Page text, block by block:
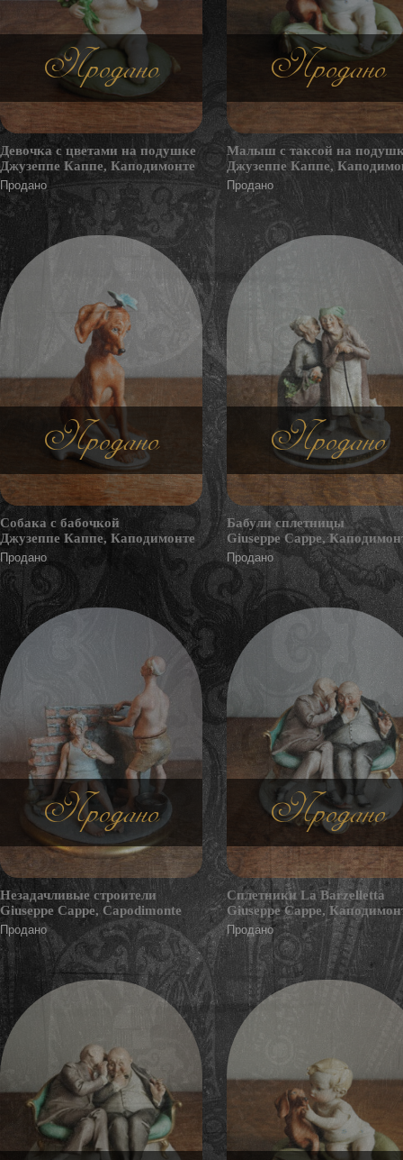
Продано
Девочка с цветами на подушке
Джузеппе Каппе, Каподимонте
Продано
Продано
Малыш с таксой на
Джузеппе Каппе,
Продано
Продано
Собака с бабочкой
Джузеппе Каппе, Каподимонте
Продано
Продано
Бабули сплетницы
Giuseppe Cappe,
Продано
Продано
Незадачливые строители
Giuseppe Cappe, Capodimonte
Продано
Продано
Сплетники La Barzelletta
Giuseppe Cappe,
Продано